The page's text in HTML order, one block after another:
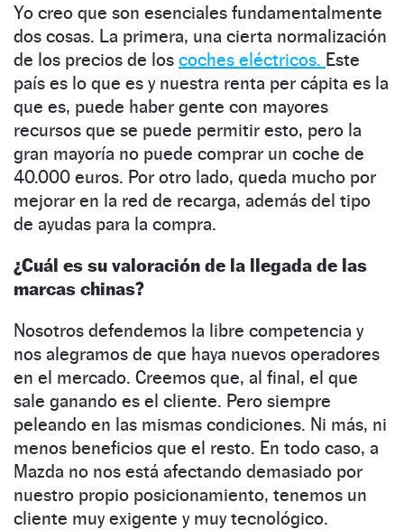
Yo creo que son esenciales fundamentalmente
dos cosas. La primera, una cierta normalización
de los precios de los coches eléctricos. Este
país es lo que es y nuestra renta per cápita es la
que es, puede haber gente con mayores
recursos que se puede permitir esto, pero la
gran mayoría no puede comprar un coche de
40.000 euros. Por otro lado, queda mucho por
mejorar en la red de recarga, además del tipo
de ayudas para la compra.
¿Cuál es su valoración de la llegada de las
marcas chinas?
Nosotros defendemos la libre competencia y
nos alegramos de que haya nuevos operadores
en el mercado. Creemos que, al final, el que
sale ganando es el cliente. Pero siempre
peleando en las mismas condiciones. Ni más, ni
menos beneficios que el resto. En todo caso, a
Mazda no nos está afectando demasiado por
nuestro propio posicionamiento, tenemos un
cliente muy exigente y muy tecnológico.